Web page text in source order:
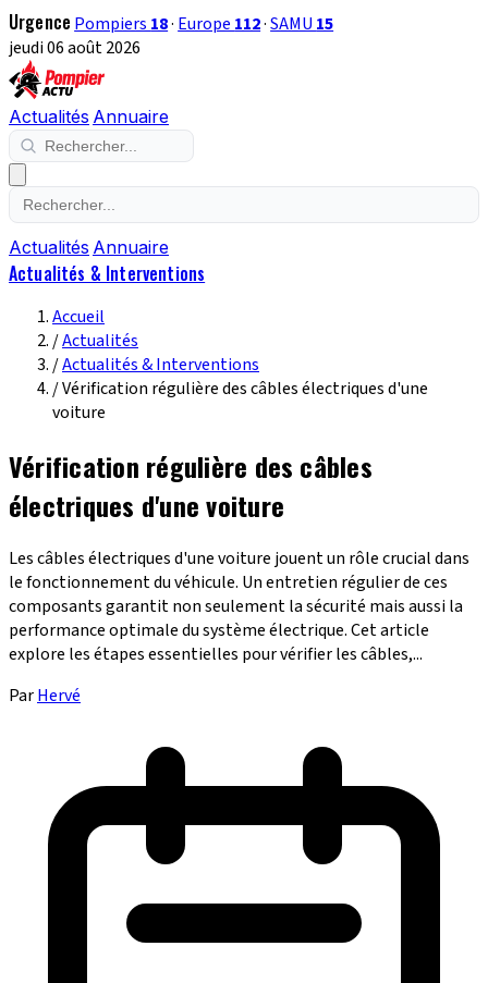
Urgence Pompiers 18· Europe 112·SAMU 15
jeudi 06 août 2026
Actualités Annuaire
Actualités Annuaire
Actualités & Interventions
Accueil
/Actualités
/Actualités & Interventions
/Vérification régulière des câbles électriques d'une
voiture
Vérification régulière des câbles
électriques d'une voiture
Les câbles électriques d'une voiture jouent un rôle crucial dans
le fonctionnement du véhicule. Un entretien régulier de ces
composants garantit non seulement la sécurité mais aussi la
performance optimale du système électrique. Cet article
explore les étapes essentielles pour vérifier les câbles,...
ParHervé